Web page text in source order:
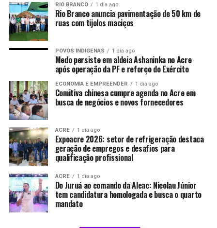
RIO BRANCO 1 dia ago
Rio Branco anuncia pavimentação de 50 km de
ruas com tijolos maciços
POVOS INDÍGENAS 1 dia ago
Medo persiste em aldeia Ashaninka no Acre
após operação da PF e reforço do Exército
ECONOMIA E EMPREENDER 1 dia ago
Comitiva chinesa cumpre agenda no Acre em
busca de negócios e novos fornecedores
ACRE 1 dia ago
Expoacre 2026: setor de refrigeração destaca
geração de empregos e desafios para
qualificação profissional
ACRE 1 dia ago
Do Juruá ao comando da Aleac: Nicolau Júnior
tem candidatura homologada e busca o quarto
mandato